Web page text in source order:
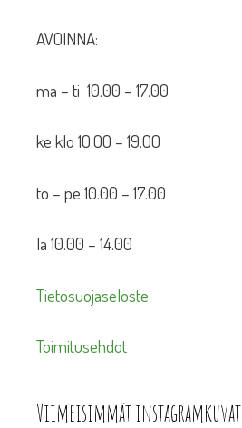
AVOINNA:
ma – ti 10.00 – 17.00
ke klo 10.00 – 19.00
to – pe 10.00 – 17.00
la 10.00 – 14.00
Tietosuojaseloste
Toimitusehdot
Viimeisimmät instagramkuvat